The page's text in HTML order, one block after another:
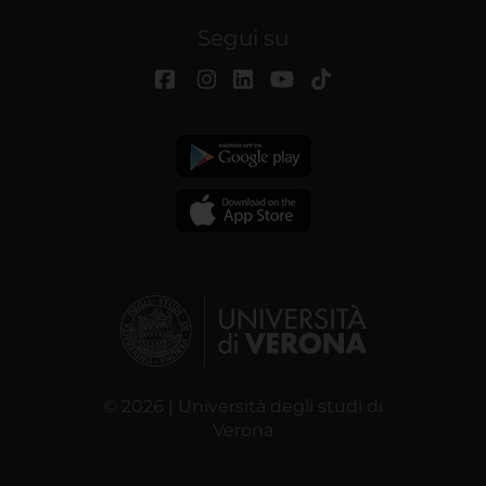
Segui su
© 2026 | Università degli studi di
Verona